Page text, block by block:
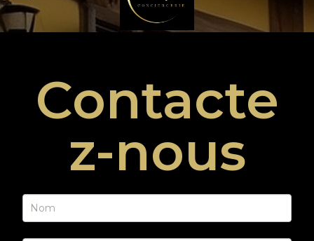
Contacte
z-nous
Contact
Us